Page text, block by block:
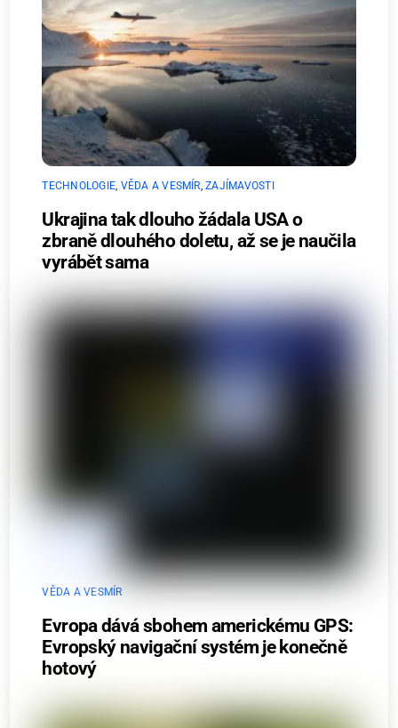
TECHNOLOGIE VĚDA A VESMÍR ,ZAJÍMAVOSTI
Ukrajina tak dlouho žádala USA o
zbraně dlouhého doletu, až se je naučila
vyrábět sama
VĚDA A VESMÍR
Evropa dává sbohem americkému GPS:
Evropský navigační systém je konečně
hotový